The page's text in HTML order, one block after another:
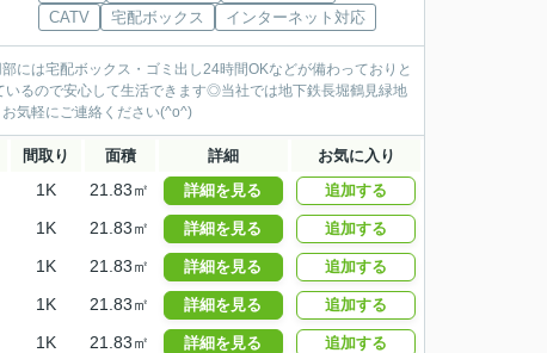
CATV
宅配ボックス インターネット対応
には宅配ボックス・ゴミ出し24時間OKなどが備わっておりと
るので安心して生活できます◎当社では地下鉄長堀鶴見緑地
気軽にご連絡ください(^o^)
間取り 面積 詳細 お気に入り
1K 21.83㎡ 詳細を見る 追加する
1K 21.83㎡ 詳細を見る 追加する
1K 21.83㎡ 詳細を見る 追加する
1K 21.83㎡ 詳細を見る 追加する
1K 21.83㎡ 詳細を見る 追加する